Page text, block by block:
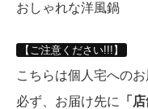
おしゃれな洋風鍋
【ご注意ください!!!】
こちらは個人宅への
必ず、お届け先に
「